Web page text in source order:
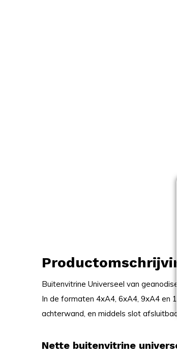
Buitenvitrine Universeel van
In de formaten 4xA4, 6xA4, 9xA4 en
achterwand, en middels slot
Nette buitenvitrine